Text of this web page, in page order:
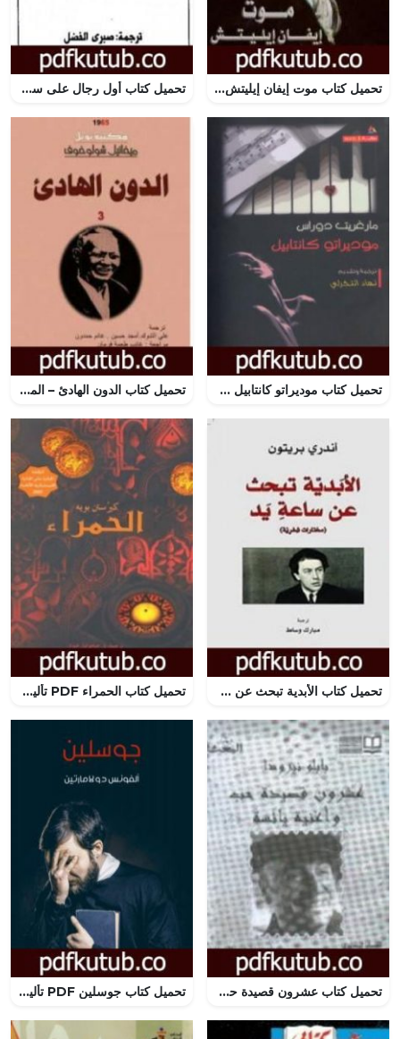
تحميل كتاب موت إيفان إيليتش PDF تأليف ليو تولستوي مجانا [كامل] تحميل كتاب أول رجال على سطح القمر PDF تأليف هربرت جورج ويلز مجانا [كامل]
تحميل كتاب موديراتو كانتابيل PDF تأليف مارغريت دوراس مجانا [كامل] تحميل كتاب الدون الهادئ – المجلد الثالث PDF تأليف ميخائيل شولوخوف مجانا [كامل]
تحميل كتاب الأبدية تبحث عن ساعة يد PDF تأليف مبارك وساط مجانا [كامل] تحميل كتاب الحمراء PDF تأليف كيرستن بويه مجانا [كامل]
تحميل كتاب عشرون قصيدة حب وأغنية يائسة PDF تأليف بابلو نيرودا مجانا [كامل] تحميل كتاب جوسلين PDF تأليف ألفونس دو لامارتين مجانا [كامل]